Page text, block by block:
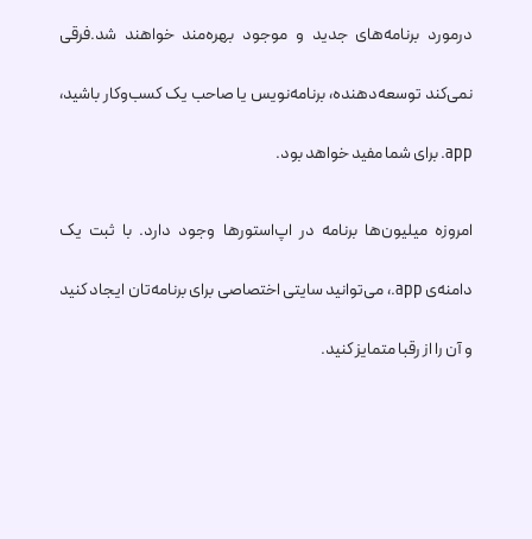
درمورد برنامه‌های جدید و موجود بهره‌مند خواهند شد.فرقی
نمی‌کند توسعه‌دهنده، برنامه‌نویس یا صاحب یک کسب‌وکار باشید،
.appبرای شما مفید خواهد بود.
امروزه میلیون‌ها برنامه در اپ‌استورها وجود دارد. با ثبت یک
دامنه‌ی.app، می‌توانید سایتی اختصاصی برای برنامه‌تان ایجاد کنید
و آن را از رقبا متمایز کنید.